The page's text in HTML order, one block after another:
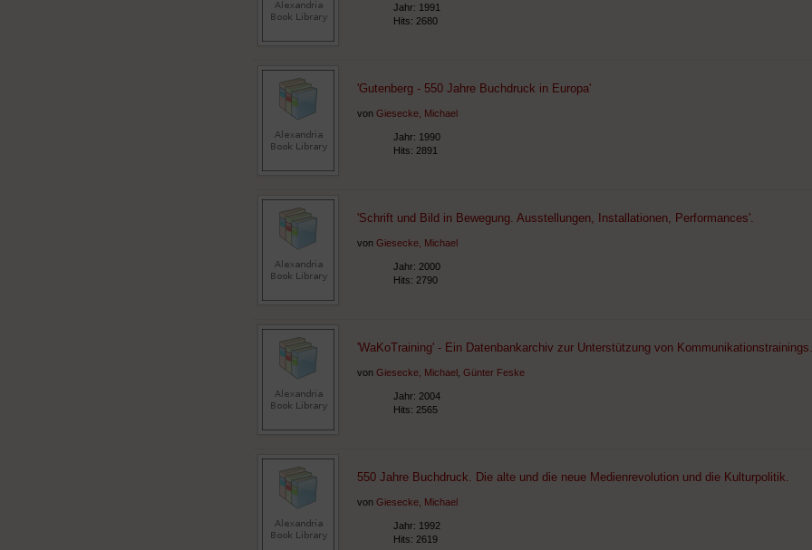
Jahr: 1991
Hits: 2680
'Gutenberg - 550 Jahre Buchdruck in Europa'
von Giesecke, Michael
Jahr: 1990
Hits: 2891
'Schrift und Bild in Bewegung. Ausstellungen, Installationen, Performances'.
von Giesecke, Michael
Jahr: 2000
Hits: 2790
'WaKoTraining' - Ein Datenbankarchiv zur Unterstützung von Kommunikationstrainings.
von Giesecke, Michael Günter Feske
Jahr: 2004
Hits: 2565
550 Jahre Buchdruck. Die alte und die neue Medienrevolution und die Kulturpolitik.
von Giesecke, Michael
Jahr: 1992
Hits: 2619